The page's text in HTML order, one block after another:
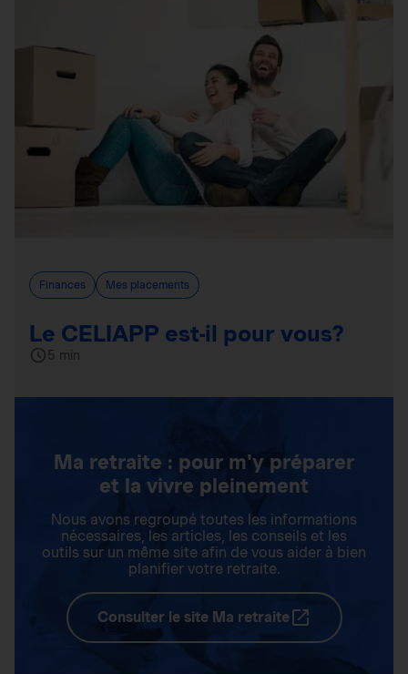
Finances Mes placements
Le CELIAPP est-il pour vous?
5 min
Ma retraite : pour m'y préparer
et la vivre pleinement
Nous avons regroupé toutes les informations
nécessaires, les articles, les conseils et les
outils sur un même site afin de vous aider à bien
planifier votre retraite.
Consulter le site Ma retraite